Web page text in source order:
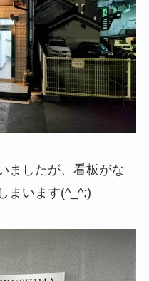
ましたが、看板がな
まいます(^_^;)